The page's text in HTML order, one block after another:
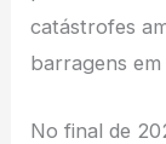
catástrofes
barragens em
No final de